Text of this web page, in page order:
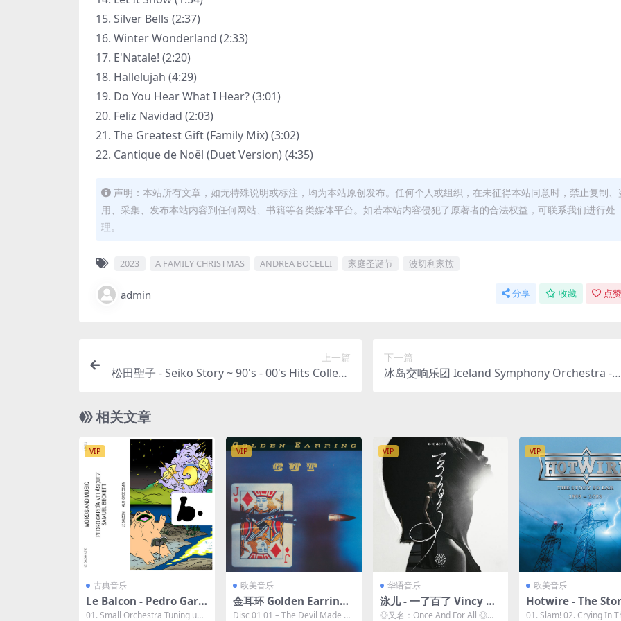
15. Silver Bells (2:37)
16. Winter Wonderland (2:33)
17. E'Natale! (2:20)
18. Hallelujah (4:29)
19. Do You Hear What I Hear? (3:01)
20. Feliz Navidad (2:03)
21. The Greatest Gift (Family Mix) (3:02)
22. Cantique de Noël (Duet Version) (4:35)
声明：本站所有文章，如无特殊说明或标注，均为本站原创发布。任何个人或组织，在未征得本站同意时，禁止复制、
用、采集、发布本站内容到任何网站、书籍等各类媒体平台。如若本站内容侵犯了原著者的合法权益，可联系我们进行处
理。
2023 A FAMILY CHRISTMAS ANDREA BOCELLI 家庭圣诞节 波切利家族
admin 分享 收藏 点
上一篇
松田聖子 - Seiko Story ~ 90's - 00's Hits Collecti
下一篇
冰岛交响乐团 Iceland Symphony Orchestra - A
相关文章
VIP
古典音乐
Le Balcon - Pedro Garcí
a-Velásquez (Live) 202
01. Small Orchestra Tuning up
VIP
欧美音乐
金耳环 Golden Earring -
1982 - Cut (Remastere
Disc 01 01 – The Devil Made M
VIP
华语音乐
泳儿 - 一了百了 Vincy Ch
an Once And For All 20
◎又名：Once And For All ◎表
VIP
欧美音乐
Hotwire - The
Far 1993 - 2023
01. Slam! 02. Crying In